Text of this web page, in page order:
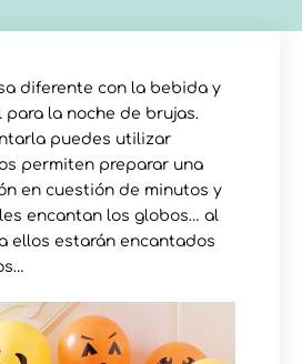
diferente con la bebida y
la noche de brujas.
puedes utilizar
permiten preparar una
en cuestión de minutos y
encantan los globos… al
ellos estarán encantados